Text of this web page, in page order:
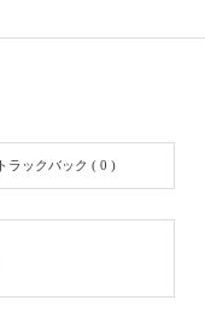
トラックバック ( 0 )